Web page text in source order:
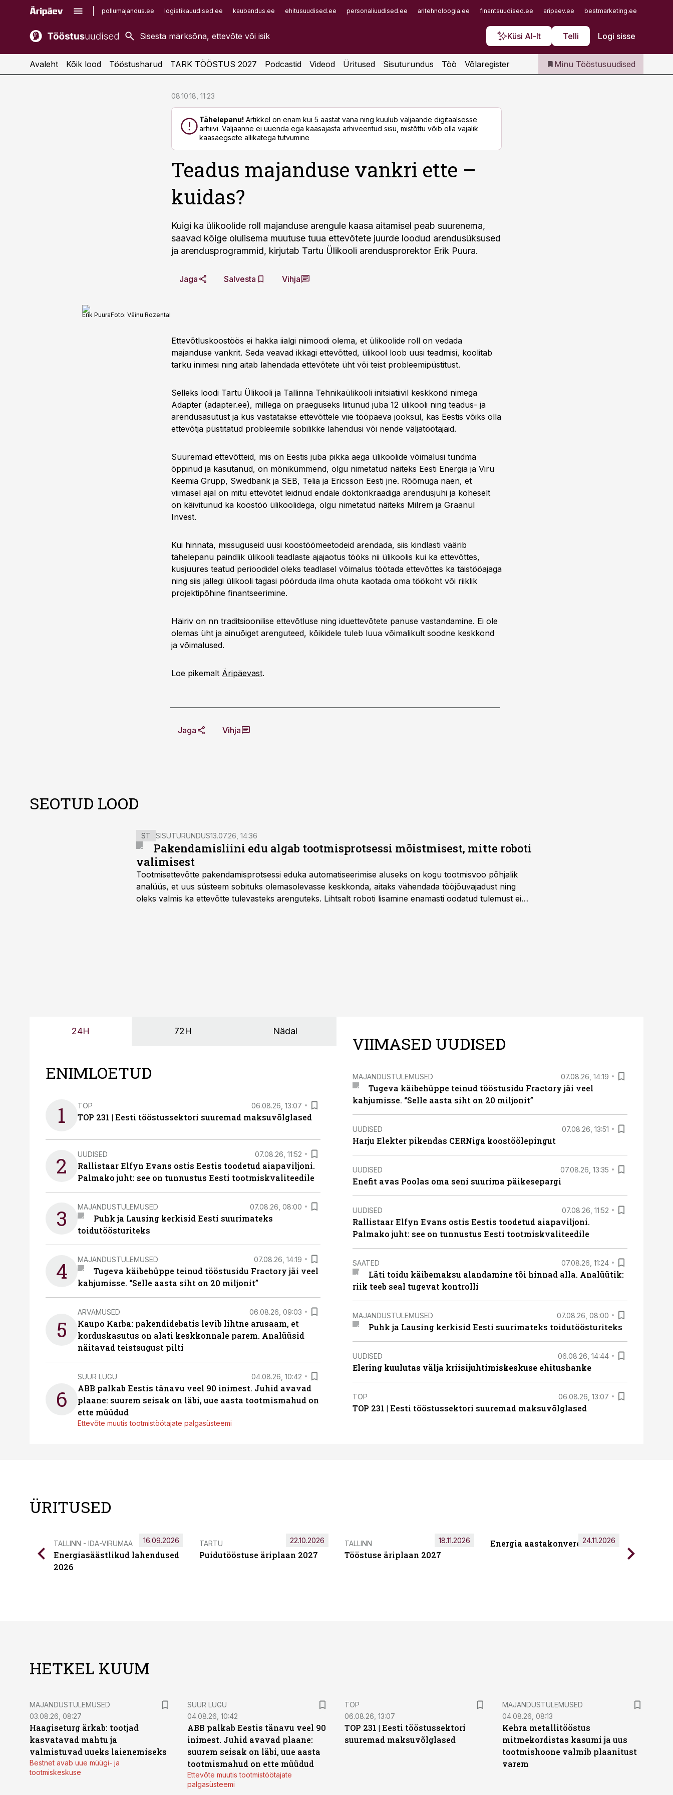
pollumajandus.ee logistikauudised.ee kaubandus.ee ehitusuudised.ee personaliuudised.ee aritehnoloogia.ee finantsuudised.ee aripaev.ee bestmarketing.ee
Küsi AI-lt Telli Logi sisse
kaubandus.ee
kinnisvarauudised.ee
imelineajalugu.ee
Infopank
Iseteenindus
Telli Tööstusuudised
Avaleht Kõik lood Tööstusharud TARK TÖÖSTUS 2027 Podcastid Videod Üritused Sisuturundus Töö Võlaregister Minu Tööstusuudised
08.10.18, 11:23
Tähelepanu! Artikkel on enam kui 5 aastat vana ning kuulub väljaande digitaalsesse
arhiivi. Väljaanne ei uuenda ega kaasajasta arhiveeritud sisu, mistõttu võib olla vajalik
kaasaegsete allikatega tutvumine
Teadus majanduse vankri ette –
kuidas?
Kuigi ka ülikoolide roll majanduse arengule kaasa aitamisel peab suurenema,
saavad kõige olulisema muutuse tuua ettevõtete juurde loodud arendusüksused
ja arendusprogrammid, kirjutab Tartu Ülikooli arendusprorektor Erik Puura.
Jaga Salvesta Vihja
Erik PuuraFoto: Väinu Rozental
Ettevõtluskoostöös ei hakka iialgi niimoodi olema, et ülikoolide roll on vedada
majanduse vankrit. Seda veavad ikkagi ettevõtted, ülikool loob uusi teadmisi, koolitab
tarku inimesi ning aitab lahendada ettevõtete üht või teist probleemipüstitust.
Selleks loodi Tartu Ülikooli ja Tallinna Tehnikaülikooli initsiatiivil keskkond nimega
Adapter (adapter.ee), millega on praeguseks liitunud juba 12 ülikooli ning teadus- ja
arendusasutust ja kus vastatakse ettevõttele viie tööpäeva jooksul, kas Eestis võiks olla
ettevõtja püstitatud probleemile sobilikke lahendusi või nende väljatöötajaid.
Suuremaid ettevõtteid, mis on Eestis juba pikka aega ülikoolide võimalusi tundma
õppinud ja kasutanud, on mõnikümmend, olgu nimetatud näiteks Eesti Energia ja Viru
Keemia Grupp, Swedbank ja SEB, Telia ja Ericsson Eesti jne. Rõõmuga näen, et
viimasel ajal on mitu ettevõtet leidnud endale doktorikraadiga arendusjuhi ja koheselt
on käivitunud ka koostöö ülikoolidega, olgu nimetatud näiteks Milrem ja Graanul
Invest.
Kui hinnata, missuguseid uusi koostöömeetodeid arendada, siis kindlasti väärib
tähelepanu paindlik ülikooli teadlaste ajajaotus tööks nii ülikoolis kui ka ettevõttes,
kusjuures teatud perioodidel oleks teadlasel võimalus töötada ettevõttes ka täistööajaga
ning siis jällegi ülikooli tagasi pöörduda ilma ohuta kaotada oma töökoht või riiklik
projektipõhine finantseerimine.
Häiriv on nn traditsioonilise ettevõtluse ning iduettevõtete panuse vastandamine. Ei ole
olemas üht ja ainuõiget arenguteed, kõikidele tuleb luua võimalikult soodne keskkond
ja võimalused.
Loe pikemalt Äripäevast.
Jaga Vihja
SEOTUD LOOD
ST SISUTURUNDUS13.07.26, 14:36
Pakendamisliini edu algab tootmisprotsessi mõistmisest, mitte roboti
valimisest
Tootmisettevõtte pakendamisprotsessi eduka automatiseerimise aluseks on kogu tootmisvoo põhjalik
analüüs, et uus süsteem sobituks olemasolevasse keskkonda, aitaks vähendada tööjõuvajadust ning
oleks valmis ka ettevõtte tulevasteks arenguteks. Lihtsalt roboti lisamine enamasti oodatud tulemust ei
24H 72H Nädal
ENIMLOETUD
1 TOP 06.08.26, 13:07
TOP 231 | Eesti tööstussektori suuremad maksuvõlglased
2 UUDISED 07.08.26, 11:52
Rallistaar Elfyn Evans ostis Eestis toodetud aiapaviljoni.
Palmako juht: see on tunnustus Eesti tootmiskvaliteedile
3 MAJANDUSTULEMUSED 07.08.26, 08:00
Puhk ja Lausing kerkisid Eesti suurimateks
toidutöösturiteks
4 MAJANDUSTULEMUSED 07.08.26, 14:19
Tugeva käibehüppe teinud tööstusidu Fractory jäi veel
kahjumisse. “Selle aasta siht on 20 miljonit”
5
ARVAMUSED 06.08.26, 09:03
Kaupo Karba: pakendidebatis levib lihtne arusaam, et
korduskasutus on alati keskkonnale parem. Analüüsid
näitavad teistsugust pilti
6
SUUR LUGU 04.08.26, 10:42
ABB palkab Eestis tänavu veel 90 inimest. Juhid avavad
plaane: suurem seisak on läbi, uue aasta tootmismahud on
ette müüdud
Ettevõte muutis tootmistöötajate palgasüsteemi
VIIMASED UUDISED
MAJANDUSTULEMUSED 07.08.26, 14:19
Tugeva käibehüppe teinud tööstusidu Fractory jäi veel
kahjumisse. “Selle aasta siht on 20 miljonit”
UUDISED 07.08.26, 13:51
Harju Elekter pikendas CERNiga koostöölepingut
UUDISED 07.08.26, 13:35
Enefit avas Poolas oma seni suurima päikesepargi
UUDISED 07.08.26, 11:52
Rallistaar Elfyn Evans ostis Eestis toodetud aiapaviljoni.
Palmako juht: see on tunnustus Eesti tootmiskvaliteedile
SAATED 07.08.26, 11:24
Läti toidu käibemaksu alandamine tõi hinnad alla. Analüütik:
riik teeb seal tugevat kontrolli
MAJANDUSTULEMUSED 07.08.26, 08:00
Puhk ja Lausing kerkisid Eesti suurimateks toidutöösturiteks
UUDISED 06.08.26, 14:44
Elering kuulutas välja kriisijuhtimiskeskuse ehitushanke
TOP 06.08.26, 13:07
TOP 231 | Eesti tööstussektori suuremad maksuvõlglased
ÜRITUSED
TALLINN - IDA-VIRUMAA
Energiasäästlikud lahendused
2026
16.09.2026 TARTU
Puidutööstuse äriplaan 2027
22.10.2026 TALLINN
Tööstuse äriplaan 2027
18.11.2026 Energia aastakonverents 2026
24.11.2026
HETKEL KUUM
MAJANDUSTULEMUSED
03.08.26, 08:27
Haagiseturg ärkab: tootjad
kasvatavad mahtu ja
valmistuvad uueks laienemiseks
Bestnet avab uue müügi- ja
tootmiskeskuse
SUUR LUGU
04.08.26, 10:42
ABB palkab Eestis tänavu veel 90
inimest. Juhid avavad plaane:
suurem seisak on läbi, uue aasta
tootmismahud on ette müüdud
Ettevõte muutis tootmistöötajate
palgasüsteemi
TOP
06.08.26, 13:07
TOP 231 | Eesti tööstussektori
suuremad maksuvõlglased
MAJANDUSTULEMUSED
04.08.26, 08:13
Kehra metallitööstus
mitmekordistas kasumi ja uus
tootmishoone valmib plaanitust
varem